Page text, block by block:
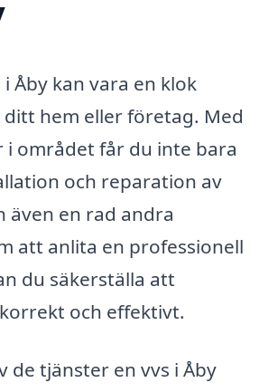
Åby kan vara en klok
hem eller företag. Med
i området får du inte bara
och reparation av
även en rad andra
att anlita en professionell
du säkerställa att
och effektivt.
de tjänster en vvs i Åby